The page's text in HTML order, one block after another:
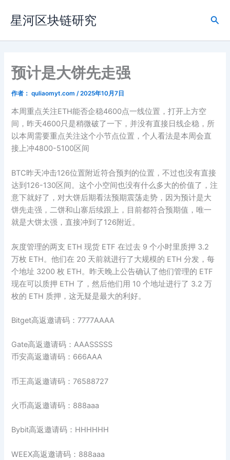
容
星河区块链研究
搜
预计是大饼先走强
作者： quliaomyt.com /2025年10月7日
本周重点关注ETH能否企稳4600点一线位置，打开上方空
间，昨天4600只是稍微破了一下，并没有直接日线企稳，所
以本周需要重点关注这个小节点位置，个人看法是本周会直
接上冲4800-5100区间
BTC昨天冲击126位置附近符合预判的位置，不过也没有直接
达到126-130区间。这个小空间也没有什么多大的价值了，注
意下就好了，对大饼后期看法预期震荡走势，因为预计是大
饼先走强，二饼和山寨后续跟上，目前都符合预期值，唯一
就是大饼太强，直接冲到了126附近。
灰度管理的两支 ETH 现货 ETF 在过去 9 个小时里质押 3.2
万枚 ETH。他们在 20 天前就进行了大规模的 ETH 分发，每
个地址 3200 枚 ETH。昨天晚上公告确认了他们管理的 ETF
现在可以质押 ETH 了，然后他们用 10 个地址进行了 3.2 万
枚的 ETH 质押，这无疑是最大的利好。
Bitget高返邀请码：7777AAAA
Gate高返邀请码：AAASSSSS
币安高返邀请码：666AAA
币王高返邀请码：76588727
火币高返邀请码：888aaa
Bybit高返邀请码：HHHHHH
WEEX高返邀请码：888aaa